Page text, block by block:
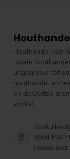
Houthandel van
lokale
uitgegroeid tot
houthandel en
en de Duitse
winkel.
8094 PW
Nederland